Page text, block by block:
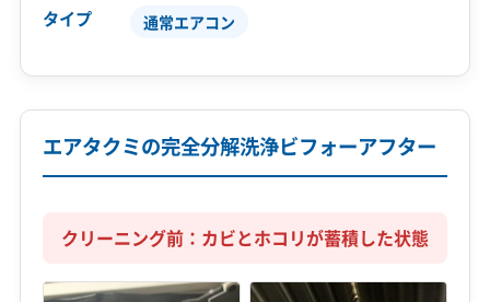
タイプ 通常エアコン
エアタクミの完全分解洗浄ビフォーアフター
クリーニング前：カビとホコリが蓄積した状態